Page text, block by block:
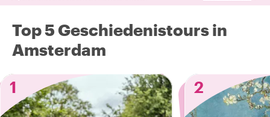
Top 5 Geschiedenistours in
Amsterdam
1
2